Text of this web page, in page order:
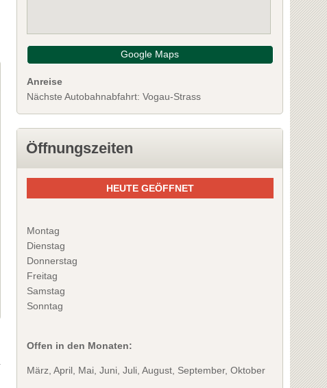
Google Maps
Anreise
Nächste Autobahnabfahrt: Vogau-Strass
Öffnungszeiten
HEUTE GEÖFFNET
Montag
Dienstag
Donnerstag
Freitag
Samstag
Sonntag
Offen in den Monaten:
März, April, Mai, Juni, Juli, August, September, Oktober